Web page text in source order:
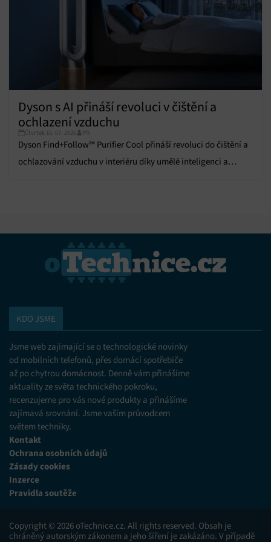
Dyson s AI přináší revoluci v čištění a
ochlazení vzduchu
Čtvrtek 16. 07. 2026 PR
Dyson Find+Follow™ Purifier Cool přináší revoluci do čištění a
ochlazování vzduchu v interiéru díky umělé inteligenci a
KDO JSME
Jsme web zajímající se o technologické novinky
od mobilních telefonů, přes domácí spotřebiče
až po chytrou domácnost. Denně vám přinášíme
aktuality ze světa technického pokroku,
recenzujeme pro vás nové produkty a přinášíme
zajímavá srovnání. Jsme vaším průvodcem
světem techniky.
Kontakt
Ochrana osobních údajů
Zásady cookies
Inzerce
Pravidla soutěže
Copyright © 2026 oTechnice.cz. All rights reserved. Obsah je
chráněný autorským zákonem a jeho šíření je zakázáno. V případě